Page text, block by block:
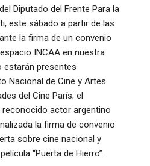
Diputado del Frente Para la
este sábado a partir de las
la firma de un convenio
INCAA en nuestra
estarán presentes
Nacional de Cine y Artes
del Cine París; el
reconocido actor argentino
la firma de convenio
sobre cine nacional y
“Puerta de Hierro”.